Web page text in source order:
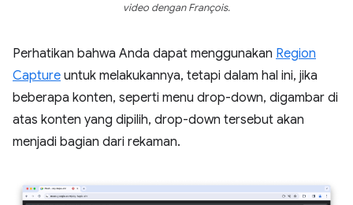
video dengan François.
Perhatikan bahwa Anda dapat menggunakan Region
Capture untuk melakukannya, tetapi dalam hal ini, jika
beberapa konten, seperti menu drop-down, digambar di
atas konten yang dipilih, drop-down tersebut akan
menjadi bagian dari rekaman.